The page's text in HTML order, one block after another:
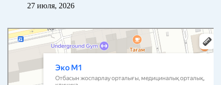
27 июля, 2026
Эко M1
Центр планирования семьи в Астане
Медцентр, клиника в Астане